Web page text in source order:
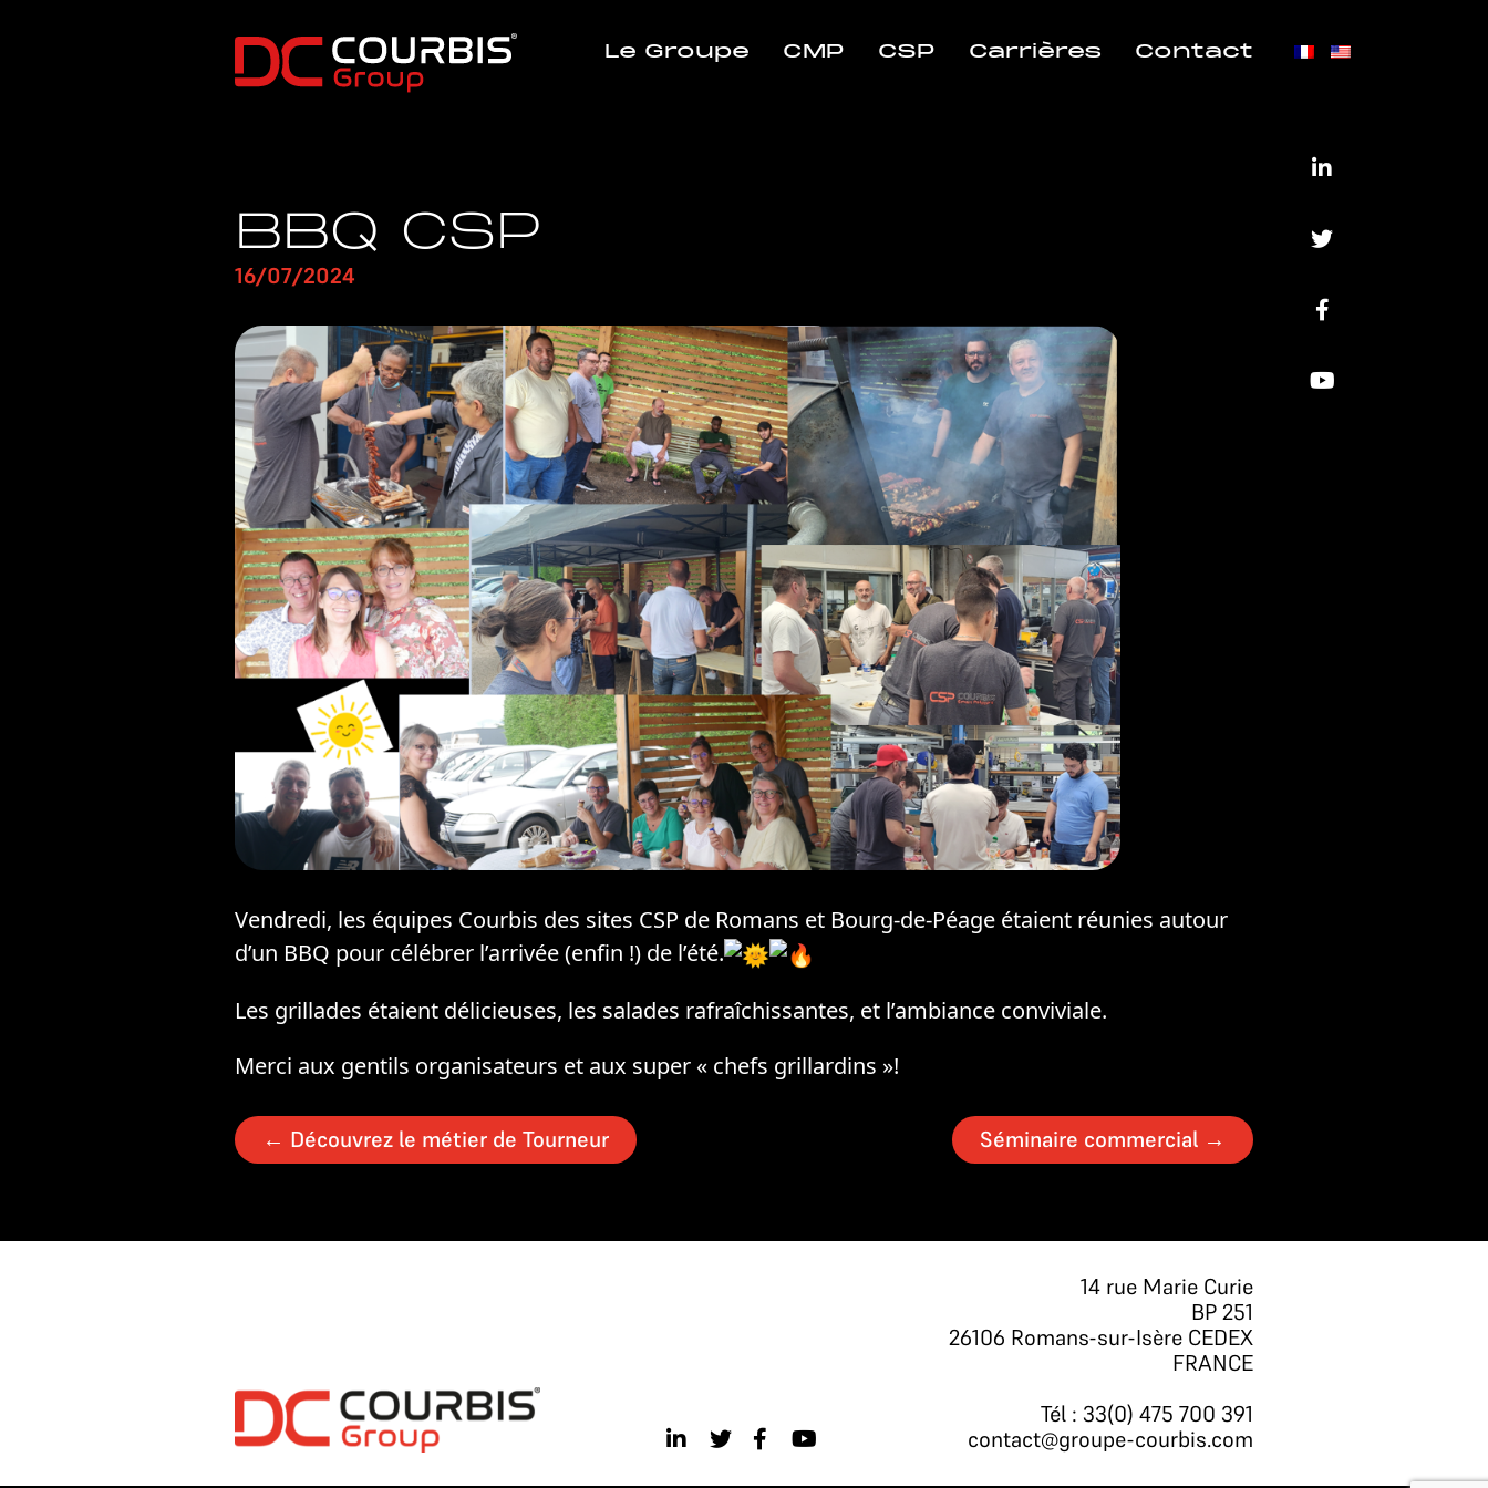
Le Groupe CMP CSP Carrières Contact
BBQ CSP
16/07/2024
Vendredi, les équipes Courbis des sites CSP de Romans et Bourg-de-Péage étaient réunies autour
d’un BBQ pour célébrer l’arrivée (enfin !) de l’été.
Les grillades étaient délicieuses, les salades rafraîchissantes, et l’ambiance conviviale.
Merci aux gentils organisateurs et aux super « chefs grillardins »!
← Découvrez le métier de Tourneur Séminaire commercial →
14 rue Marie Curie
BP 251
26106 Romans-sur-Isère CEDEX
FRANCE
Tél : 33(0) 475 700 391
contact@groupe-courbis.com